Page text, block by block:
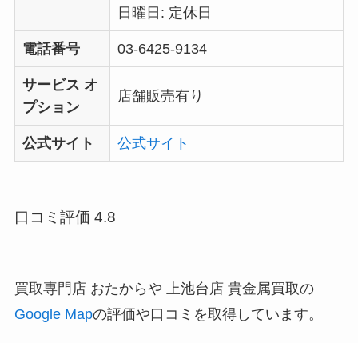
日曜日: 定休日
電話番号 03-6425-9134
サービス オ
プション
店舗販売有り
公式サイト 公式サイト
口コミ評価 4.8
買取専門店 おたからや 上池台店 貴金属買取の
Google Mapの評価や口コミを取得しています。